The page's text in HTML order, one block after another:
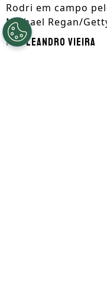
Rodri em campo
Michael Regan/
PorLeandro Vieira